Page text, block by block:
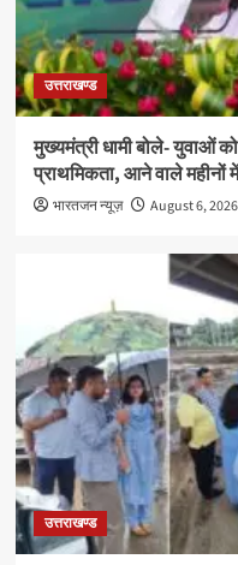
उत्तराखण्ड
मुख्यमंत्री धामी बोले- युवाओं
प्राथमिकता, आने वाले महीनों में
भारतजन न्यूज़ August 6, 2026
उत्तराखण्ड